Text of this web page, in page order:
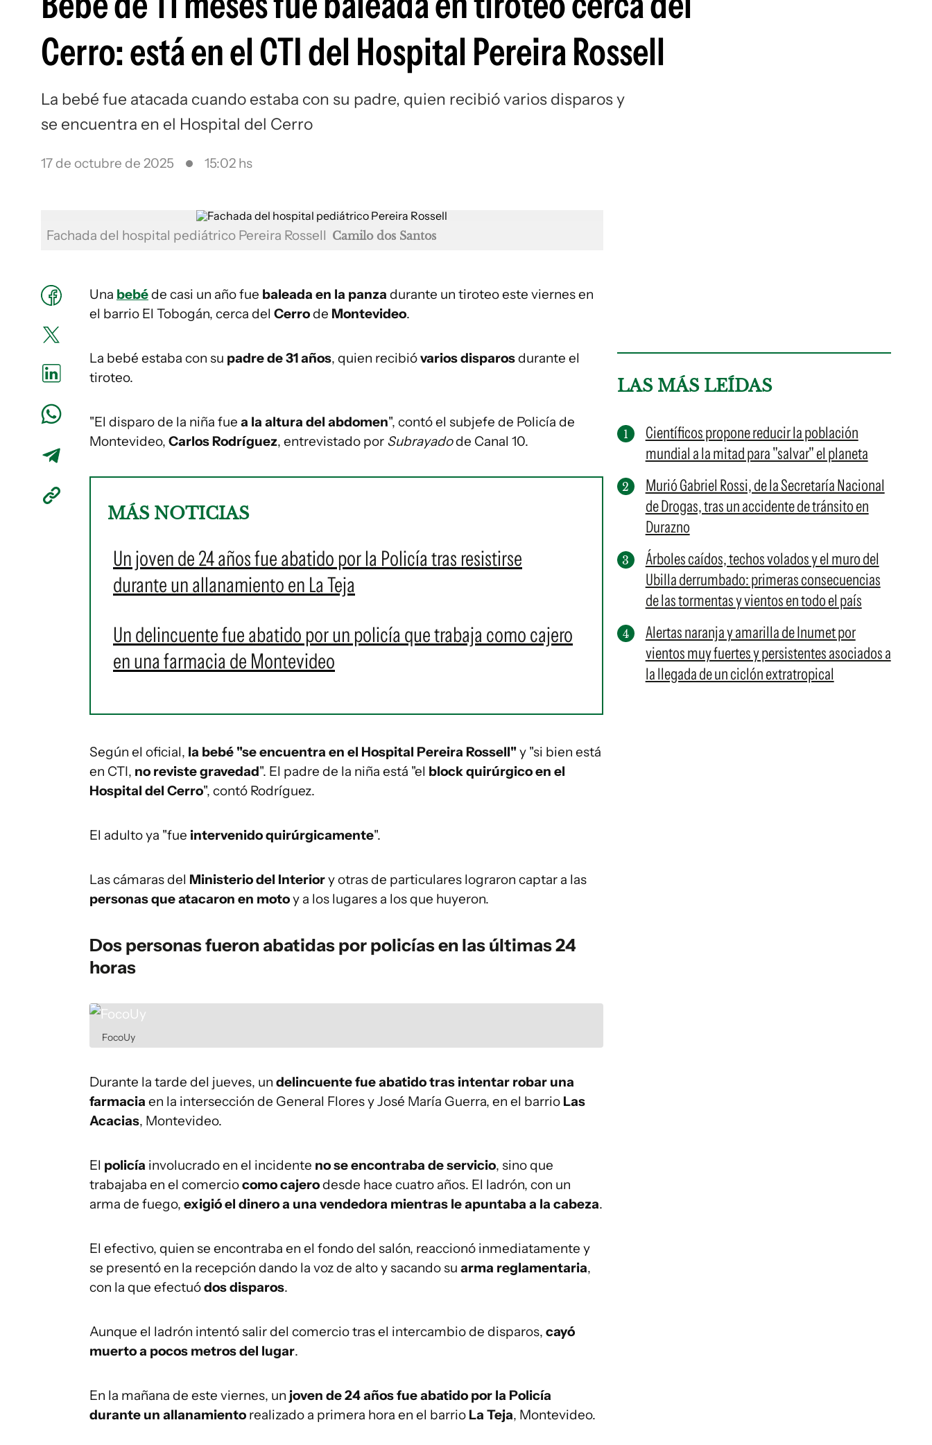
Cerro: está en el CTI del Hospital Pereira Rossell
La bebé fue atacada cuando estaba con su padre, quien recibió varios disparos y
se encuentra en el Hospital del Cerro
17 de octubre de 2025 15:02 hs
Fachada del hospital pediátrico Pereira Rossell Camilo dos Santos
Una bebéde casi un año fue baleada en la panza durante un tiroteo este viernes en
el barrio El Tobogán, cerca del Cerrode Montevideo.
La bebé estaba con su padre de 31 años, quien recibióvarios disparosdurante el
tiroteo.
"El disparo de la niña fue a la altura del abdomen", contó el subjefe de Policía de
Montevideo, Carlos Rodríguez, entrevistado por Subrayadode Canal 10.
MÁS NOTICIAS
Un joven de 24 años fue abatido por la Policía tras resistirse
durante un allanamiento en La Teja
Un delincuente fue abatido por un policía que trabaja como cajero
en una farmacia de Montevideo
Según el oficial, la bebé "se encuentra en el Hospital Pereira Rossell"y "si bien está
en CTI, no reviste gravedad". El padre de la niña está "el block quirúrgico en el
Hospital del Cerro", contó Rodríguez.
El adulto ya "fue intervenido quirúrgicamente".
Las cámaras del Ministerio del Interiory otras de particulares lograron captar a las
personas que atacaron en motoy a los lugares a los que huyeron.
Dos personas fueron abatidas por policías en las últimas 24
horas
FocoUy
Durante la tarde del jueves, un delincuente fue abatido tras intentar robar una
farmacia en la intersección de General Flores y José María Guerra, en el barrio Las
Acacias, Montevideo.
El policía involucrado en el incidente no se encontraba de servicio, sino que
trabajaba en el comerciocomo cajerodesde hace cuatro años. El ladrón, con un
arma de fuego, exigió el dinero a una vendedora mientras le apuntaba a la cabeza.
El efectivo, quien se encontraba en el fondo del salón, reaccionó inmediatamente y
se presentó en la recepción dando la voz de alto y sacando su arma reglamentaria,
con la que efectuódos disparos.
Aunque el ladrón intentó salir del comercio tras el intercambio de disparos, cayó
muerto a pocos metros del lugar.
En la mañana de este viernes, un joven de 24 años fue abatido por la Policía
durante un allanamiento realizado a primera hora en el barrio La Teja, Montevideo.
LAS MÁS LEÍDAS
Científicos propone reducir la población
mundial a la mitad para "salvar" el planeta
Murió Gabriel Rossi, de la Secretaría Nacional
de Drogas, tras un accidente de tránsito en
Durazno
Árboles caídos, techos volados y el muro del
Ubilla derrumbado: primeras consecuencias
de las tormentas y vientos en todo el país
Alertas naranja y amarilla de Inumet por
vientos muy fuertes y persistentes asociados a
la llegada de un ciclón extratropical